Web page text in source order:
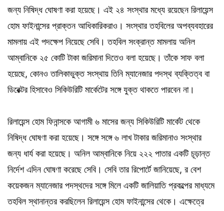
জন্য নিষিদ্ধ ঘোষণাকরা হয়েছে। এই ২৪ সংস্থার মধ্যে রয়েছেন রিলায়েন্স
হোম ফাইনান্সের প্রাক্তন আধিকারিকরাও। সংস্থার তহবিলের অপ‍ব্য‍বহারের
মামলায় এইপদক্ষেপ নিয়েছেসেবি। তহবিলসংক্রান্ত মামলায় অনিল
আম্বানিকে ২৫ কোটি টাকা জরিমানাদিতেও বলাহয়েছে। তাঁকেসাফ বলা
হয়েছে, কোনও তালিকাভুক্ত সংস্থায় তিনিম্যানেজার পদস্থ ব্যক্তিত্ববা
ডিরেক্টর হিসাবেও সিকিউরিটি মার্কেটের সঙ্গে যুক্ত থাকতে পারবেন না।
রিলায়েন্স হোম ফিনান্সকেআগামী ৬ মাসেরজন্য সিকিউরিটি মার্কেটথেকে
নিষিদ্ধঘোষণাকরা হয়েছে। সঙ্গে সঙ্গে৬ লাখ টাকার জরিমানাও সংস্থার
জন্য ধার্য করা হয়েছে। অনিলআম্বানিকে নিয়ে ২২২ পাতার একটি চূড়ান্ত
নির্দেশএদিন ঘোষণা করেছেসেবি। সেবিতাররিপোর্টেজানিয়েছে, রবেশ
কয়েকজন ম্যানেজার পদস্থদের সঙ্গে মিলে একটিজালিয়াতিপ্রকল্পের মাধ্যমে
তহবিলস্থানান্তর করছিলেন রিলায়েন্স হোম ফাইনান্সেরথেকে। এক্ষেত্রে